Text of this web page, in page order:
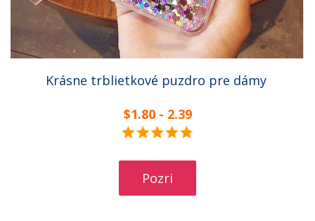
Krásne trblietkové puzdro pre dámy
$1.80 - 2.39
Pozri